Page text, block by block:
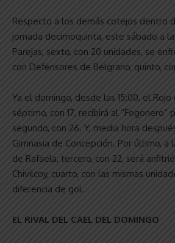
Respecto a los demás cotejos dentro
jornada decimoquinta, este sábado a
Parejas, sexto, con 20 unidades, se
con Defensores de Belgrano, quinto,
Ya el domingo, desde las 15:00, el Rojo
séptimo, con 17, recibirá al “Fogonero”
segundo, con 26. Y, media hora
Gimnasia de Concepción. Por último, a
de Rafaela, tercero, con 22, será
Chivilcoy, cuarto, con las mismas
diferencia de gol.
EL RIVAL DEL CAEL DEL DOMINGO